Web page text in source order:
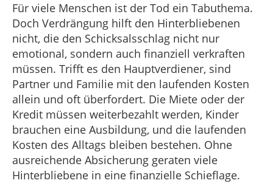
Für viele Menschen ist der Tod ein Tabuthema.
Doch Verdrängung hilft den Hinterbliebenen
nicht, die den Schicksalsschlag nicht nur
emotional, sondern auch finanziell verkraften
müssen. Trifft es den Hauptverdiener, sind
Partner und Familie mit den laufenden Kosten
allein und oft überfordert. Die Miete oder der
Kredit müssen weiterbezahlt werden, Kinder
brauchen eine Ausbildung, und die laufenden
Kosten des Alltags bleiben bestehen. Ohne
ausreichende Absicherung geraten viele
Hinterbliebene in eine finanzielle Schieflage.